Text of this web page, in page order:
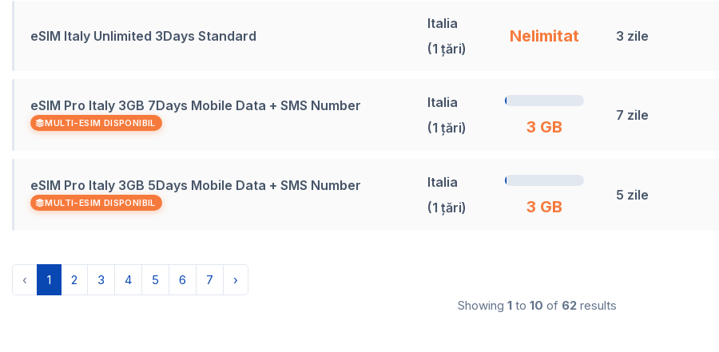
eSIM Italy Unlimited 3Days Standard
Italia
(1 țări)
Nelimitat 3 zile
eSIM Pro Italy 3GB 7Days Mobile Data + SMS Number
MULTI-ESIM DISPONIBIL
Italia
(1 țări)
3 GB
7 zile
eSIM Pro Italy 3GB 5Days Mobile Data + SMS Number
MULTI-ESIM DISPONIBIL
Italia
(1 țări)
3 GB
5 zile
‹ 1 2 3 4 5 6 7
›
Showing 1 to 10 of 62 results